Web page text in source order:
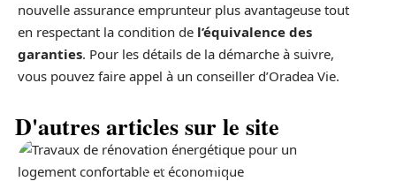
nouvelle assurance emprunteur plus avantageuse tout
en respectant la condition de l’équivalence des
garanties. Pour les détails de la démarche à suivre,
vous pouvez faire appel à un conseiller d’Oradea Vie.
D'autres articles sur le site
ACTUALITÉ